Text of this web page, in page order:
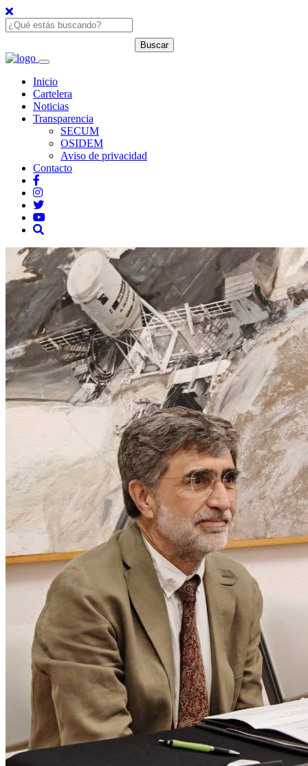
Inicio
Cartelera
Noticias
Transparencia
SECUM
OSIDEM
Aviso de privacidad
Contacto